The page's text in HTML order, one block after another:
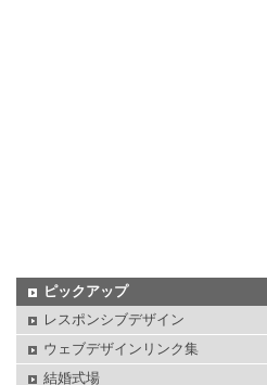
ピックアップ
レスポンシブデザイン
ウェブデザインリンク集
結婚式場